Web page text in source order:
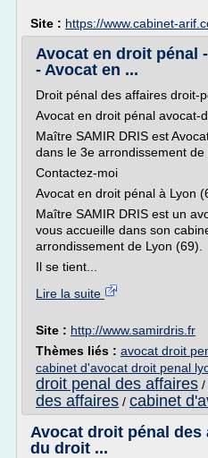
Site : https://www.cabinet-
Avocat en droit pénal
- Avocat en ...
Droit pénal des affaires droit-
Avocat en droit pénal avocat-
Maître SAMIR DRIS est
dans le 3e arrondissement de
Contactez-moi
Avocat en droit pénal à Lyon
Maître SAMIR DRIS est un
vous accueille dans son
arrondissement de Lyon (69).
Il se tient...
Lire la suite
Site : http://www.samirdris.fr
Thèmes liés : avocat droit
cabinet d'avocat droit penal
droit penal des affaires /
des affaires / cabinet
Avocat droit pénal des
du droit ...